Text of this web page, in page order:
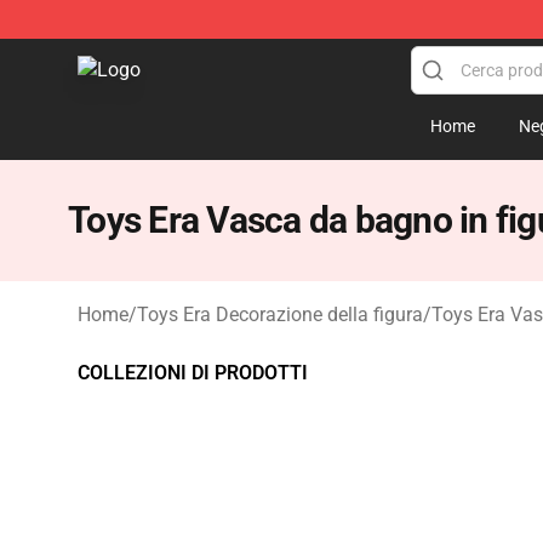
Toys Era Figure Shop - The Best Store of Toys Era
Home
Toys Era Vasca da bagno in
Home/Toys Era Decorazione della figura/Toys Era
COLLEZIONI DI PRODOTTI